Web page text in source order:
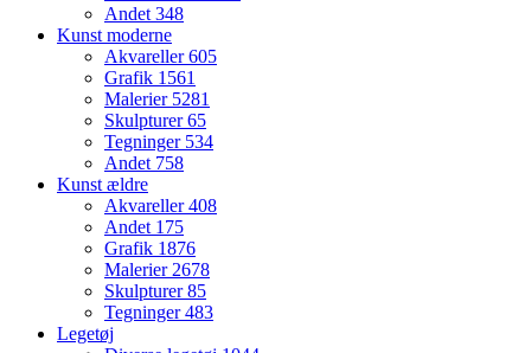
Andet348
Kunst moderne
Akvareller605
Grafik 1561
Malerier 5281
Skulpturer65
Tegninger 534
Andet 758
Kunst ældre
Akvareller408
Andet 175
Grafik 1876
Malerier2678
Skulpturer85
Tegninger483
Legetøj